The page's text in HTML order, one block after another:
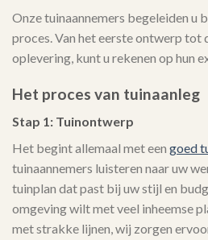
Onze tuinaannemers begeleiden u
proces. Van het eerste ontwerp tot
oplevering, kunt u rekenen op hun
Het proces van tuinaanleg
Stap 1: Tuinontwerp
Het begint allemaal met een goed
tuinaannemers luisteren naar uw
tuinplan dat past bij uw stijl en
omgeving wilt met veel inheemse
met strakke lijnen, wij zorgen